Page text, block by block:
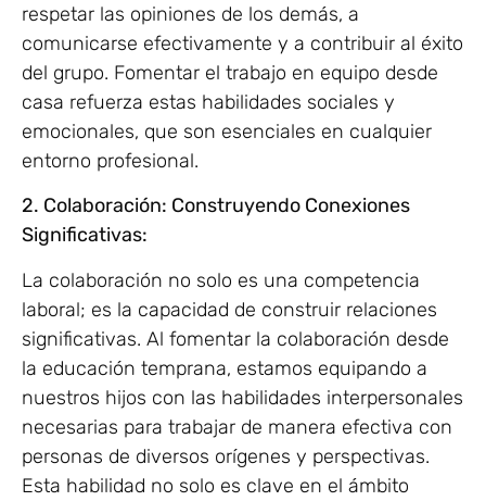
respetar las opiniones de los demás, a
comunicarse efectivamente y a contribuir al éxito
del grupo. Fomentar el trabajo en equipo desde
casa refuerza estas habilidades sociales y
emocionales, que son esenciales en cualquier
entorno profesional.
2. Colaboración: Construyendo Conexiones
Significativas:
La colaboración no solo es una competencia
laboral; es la capacidad de construir relaciones
significativas. Al fomentar la colaboración desde
la educación temprana, estamos equipando a
nuestros hijos con las habilidades interpersonales
necesarias para trabajar de manera efectiva con
personas de diversos orígenes y perspectivas.
Esta habilidad no solo es clave en el ámbito